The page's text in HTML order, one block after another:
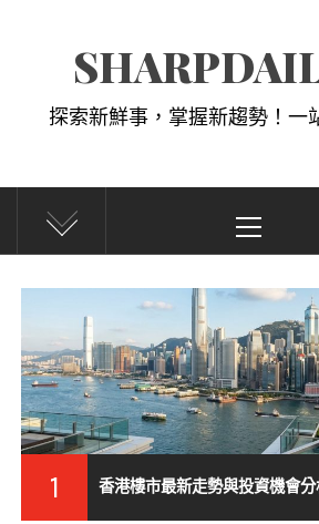
content
探索新鮮事，掌握新趨勢！一
Menu
2 2026年香港熱門科技趨勢解析